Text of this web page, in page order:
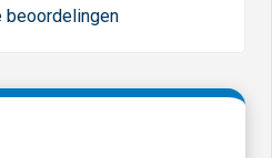
beoordelingen